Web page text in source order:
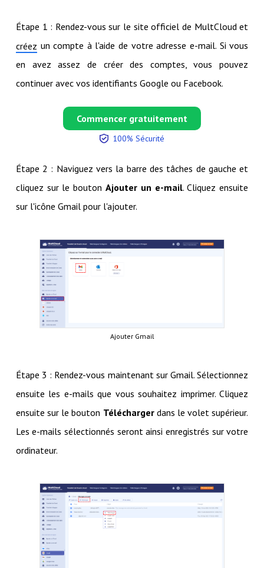
Étape 1 : Rendez-vous sur le site officiel de MultCloud et
créez un compte à l'aide de votre adresse e-mail. Si vous
en avez assez de créer des comptes, vous pouvez
continuer avec vos identifiants Google ou Facebook.
Commencer gratuitement
100% Sécurité
Étape 2 : Naviguez vers la barre des tâches de gauche et
cliquez sur le bouton Ajouter un e-mail. Cliquez ensuite
sur l'icône Gmail pour l'ajouter.
Ajouter Gmail
Étape 3 : Rendez-vous maintenant sur Gmail. Sélectionnez
ensuite les e-mails que vous souhaitez imprimer. Cliquez
ensuite sur le bouton Téléchargerdans le volet supérieur.
Les e-mails sélectionnés seront ainsi enregistrés sur votre
ordinateur.